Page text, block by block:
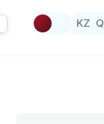
KZ